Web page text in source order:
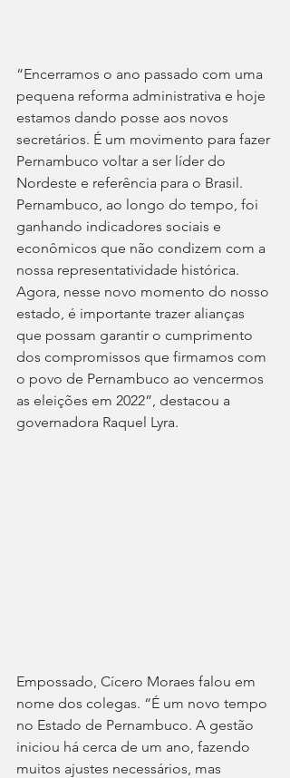
“Encerramos o ano passado com uma
pequena reforma administrativa e hoje
estamos dando posse aos novos
secretários. É um movimento para fazer
Pernambuco voltar a ser líder do
Nordeste e referência para o Brasil.
Pernambuco, ao longo do tempo, foi
ganhando indicadores sociais e
econômicos que não condizem com a
nossa representatividade histórica.
Agora, nesse novo momento do nosso
estado, é importante trazer alianças
que possam garantir o cumprimento
dos compromissos que firmamos com
o povo de Pernambuco ao vencermos
as eleições em 2022”, destacou a
governadora Raquel Lyra.
Empossado, Cícero Moraes falou em
nome dos colegas. “É um novo tempo
no Estado de Pernambuco. A gestão
iniciou há cerca de um ano, fazendo
muitos ajustes necessários, mas